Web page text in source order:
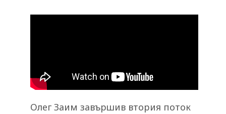
Олег Заим завършив втория поток